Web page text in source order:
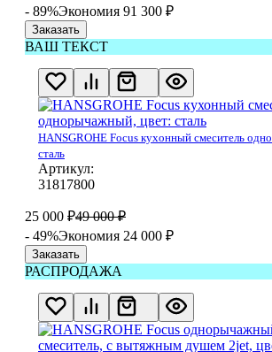
- 89%Экономия 91 300 ₽
Заказать
ВАШ ТЕКСТ
HANSGROHE Focus кухонный смеситель
сталь
Артикул:
31817800
25 000 ₽49 000 ₽
- 49%Экономия 24 000 ₽
Заказать
РАСПРОДАЖА